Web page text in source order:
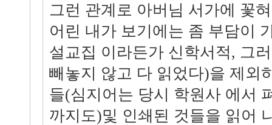
그런 관계로 아버님 서가에 꽃
어린 내가 보기에는 좀 부담이
설교집 이라든가 신학서적, 그
빼놓지 않고 다 읽었다)을 제외
들(심지어는 당시 학원사 에서
까지도)및 인쇄된 것들을 읽어